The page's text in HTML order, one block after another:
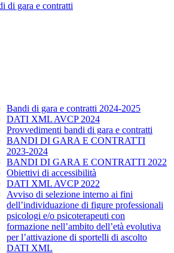
di gara e contratti
Bandi di gara e contratti 2024-2025
DATI XML AVCP 2024
Provvedimenti bandi di gara e contratti
BANDI DI GARA E CONTRATTI
2023-2024
BANDI DI GARA E CONTRATTI 2022
Obiettivi di accessibilità
DATI XML AVCP 2022
Avviso di selezione interno ai fini
dell’individuazione di figure professionali
psicologi e/o psicoterapeuti con
formazione nell’ambito dell’età evolutiva
per l’attivazione di sportelli di ascolto
DATI XML